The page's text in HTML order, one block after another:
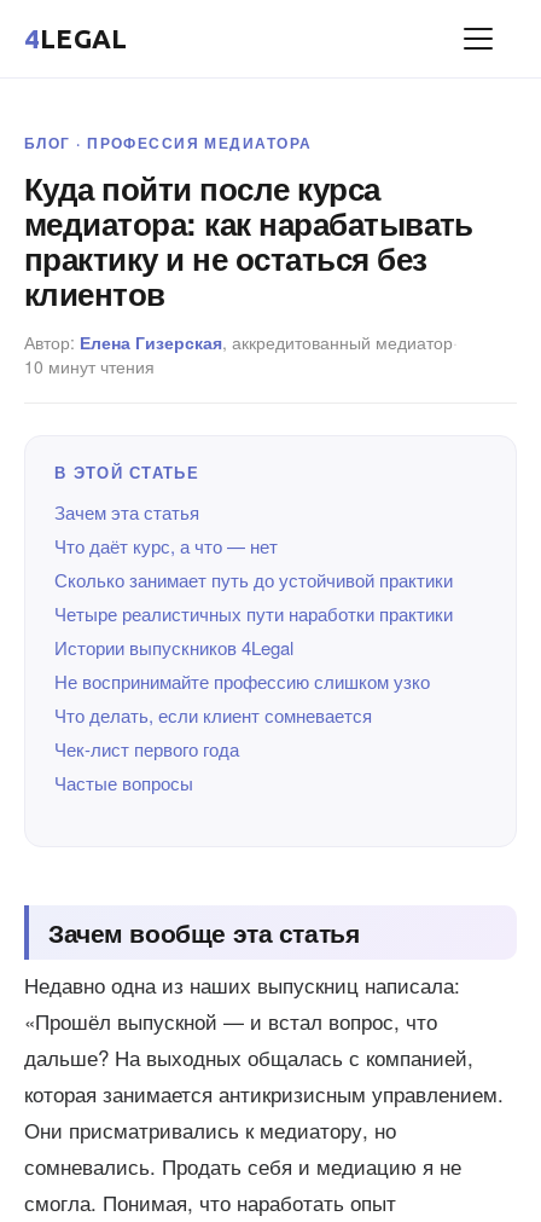
4LEGAL
БЛОГ · ПРОФЕССИЯ МЕДИАТОРА
Куда пойти после курса
медиатора: как нарабатывать
практику и не остаться без
клиентов
Автор: Елена Гизерская, аккредитованный медиатор·
10 минут чтения
В ЭТОЙ СТАТЬЕ
Зачем эта статья
Что даёт курс, а что — нет
Сколько занимает путь до устойчивой практики
Четыре реалистичных пути наработки практики
Истории выпускников 4Legal
Не воспринимайте профессию слишком узко
Что делать, если клиент сомневается
Чек-лист первого года
Частые вопросы
Зачем вообще эта статья
Недавно одна из наших выпускниц написала:
«Прошёл выпускной — и встал вопрос, что
дальше? На выходных общалась с компанией,
которая занимается антикризисным управлением.
Они присматривались к медиатору, но
сомневались. Продать себя и медиацию я не
смогла. Понимая, что наработать опыт